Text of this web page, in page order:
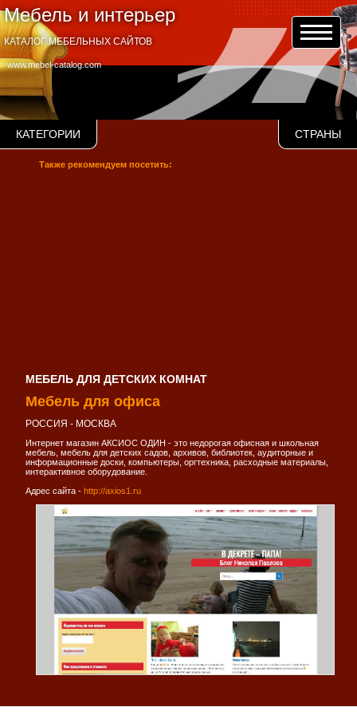
Мебель и интерьер
www.mebel-catalog.com
КАТАЛОГ МЕБЕЛЬНЫХ САЙТОВ
КАТЕГОРИИ СТРАНЫ
Также рекомендуем посетить:
МЕБЕЛЬ ДЛЯ ДЕТСКИХ КОМНАТ
Мебель для офиса
РОССИЯ - МОСКВА
Интернет магазин АКСИОС ОДИН - это недорогая офисная и школьная
мебель, мебель для детских садов, архивов, библиотек, аудиторные и
информационные доски, компьютеры, оргтехника, расходные материалы,
интерактивное оборудование.
Адрес сайта - http://axios1.ru